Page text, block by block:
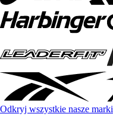
Odkryj wszystkie nasze marki